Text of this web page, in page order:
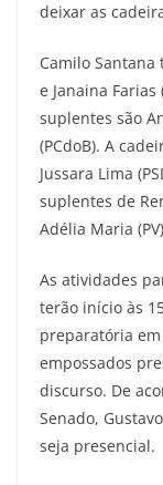
deixar as
Camilo Santana
e Janaina Farias
suplentes são
(PCdoB). A
Jussara Lima
suplentes de
Adélia Maria
As atividades
terão início às
preparatória
empossados
discurso. De
Senado,
seja presencial.